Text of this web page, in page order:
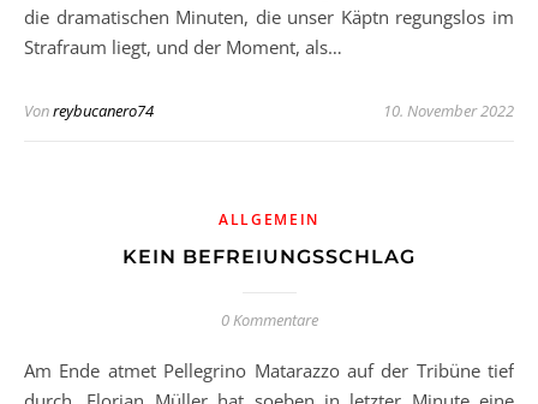
die dramatischen Minuten, die unser Käptn regungslos im
Strafraum liegt, und der Moment, als…
Vonreybucanero74 10. November 2022
ALLGEMEIN
KEIN BEFREIUNGSSCHLAG
0 Kommentare
Am Ende atmet Pellegrino Matarazzo auf der Tribüne tief